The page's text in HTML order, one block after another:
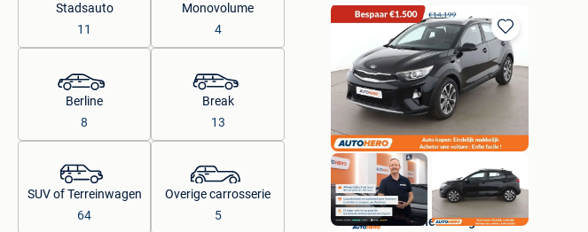
Stadsauto
11
Monovolume
4
Berline
8
Break
13
SUV of Terreinwagen
64
Overige carrosserie
5
Bewaren
in
Mijn
Favorieten
Autohero België